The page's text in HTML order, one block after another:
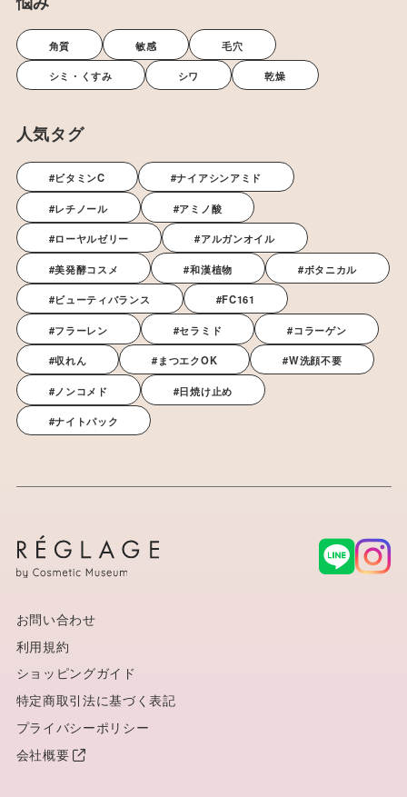
角質 敏感 毛穴
シミ・くすみ シワ 乾燥
人気タグ
#ビタミンC #ナイアシンアミド
#レチノール #アミノ酸
#ローヤルゼリー #アルガンオイル
#美発酵コスメ #和漢植物 #ボタニカル
#ビューティバランス #FC161
#フラーレン #セラミド #コラーゲン
#収れん #まつエクOK #W洗顔不要
#ノンコメド #日焼け止め
#ナイトパック
お問い合わせ
利用規約
ショッピングガイド
特定商取引法に基づく表記
プライバシーポリシー
会社概要